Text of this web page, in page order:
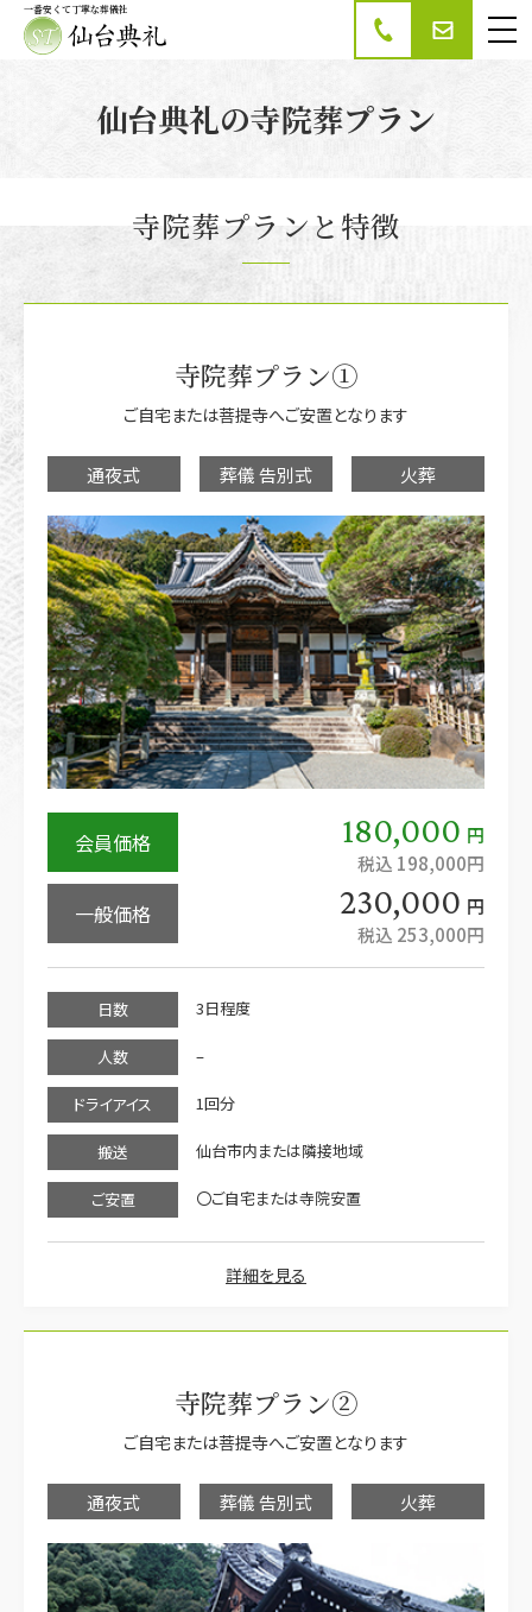
一番安くて丁寧な葬儀社
仙台典礼の寺院葬プラン
寺院葬プランと特徴
寺院葬プラン①
ご自宅または菩提寺へご安置となります
通夜式 葬儀 告別式 火葬
会員価格 180,000 円
税込 198,000円
一般価格 230,000 円
税込 253,000円
日数 3日程度
人数 –
ドライアイス 1回分
搬送 仙台市内または隣接地域
ご安置 〇ご自宅または寺院安置
詳細を見る
寺院葬プラン②
ご自宅または菩提寺へご安置となります
通夜式 葬儀 告別式 火葬